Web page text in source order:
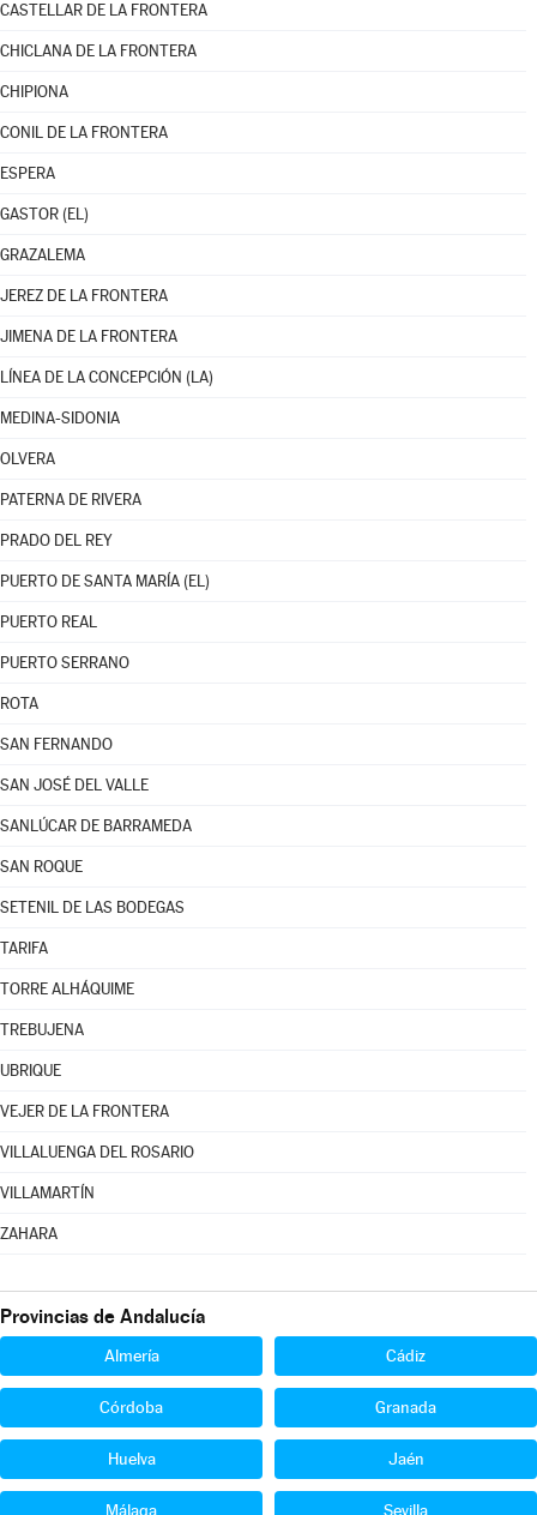
CASTELLAR DE LA FRONTERA
CHICLANA DE LA FRONTERA
CHIPIONA
CONIL DE LA FRONTERA
ESPERA
GASTOR (EL)
GRAZALEMA
JEREZ DE LA FRONTERA
JIMENA DE LA FRONTERA
LÍNEA DE LA CONCEPCIÓN (LA)
MEDINA-SIDONIA
OLVERA
PATERNA DE RIVERA
PRADO DEL REY
PUERTO DE SANTA MARÍA (EL)
PUERTO REAL
PUERTO SERRANO
ROTA
SAN FERNANDO
SAN JOSÉ DEL VALLE
SANLÚCAR DE BARRAMEDA
SAN ROQUE
SETENIL DE LAS BODEGAS
TARIFA
TORRE ALHÁQUIME
TREBUJENA
UBRIQUE
VEJER DE LA FRONTERA
VILLALUENGA DEL ROSARIO
VILLAMARTÍN
ZAHARA
Provincias de Andalucía
Almería Cádiz
Córdoba Granada
Huelva Jaén
Málaga Sevilla